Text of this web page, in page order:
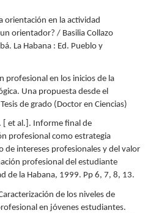
orientación en la actividad
orientador? / Basilia Collazo
La Habana : Ed. Pueblo y
profesional en los inicios de la
Una propuesta desde el
de grado (Doctor en Ciencias)
[ et al.]. Informe final de
profesional como estrategia
de intereses profesionales y del valor
profesional del estudiante
de la Habana, 1999. Pp 6, 7, 8, 13.
de los niveles de
en jóvenes estudiantes.